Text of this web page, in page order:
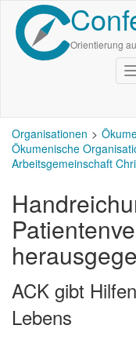
Direkt
zum
Inhalt
Orientierung
Organisationen
Ökumenische
Arbeitsgemeinschaft
ACK gibt
Lebens